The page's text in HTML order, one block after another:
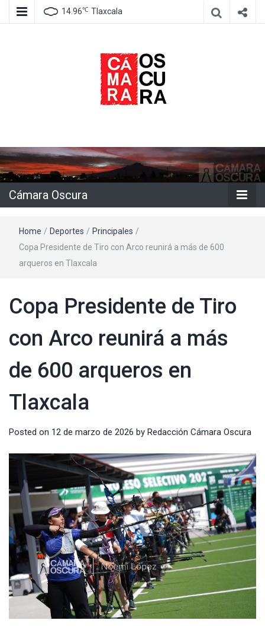
14.96℃ Tlaxcala
Cámara
Oscura
Cámara Oscura
Home / Deportes / Principales /
Copa Presidente de Tiro con Arco reunirá a más de 600
arqueros en Tlaxcala
Copa Presidente de Tiro
con Arco reunirá a más
de 600 arqueros en
Tlaxcala
Posted on 12 de marzo de 2026 by Redacción Cámara Oscura